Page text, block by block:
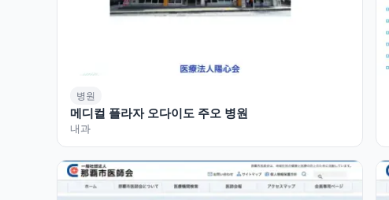
병원
메디컬 플라자 오다이도 주오 병원
내과